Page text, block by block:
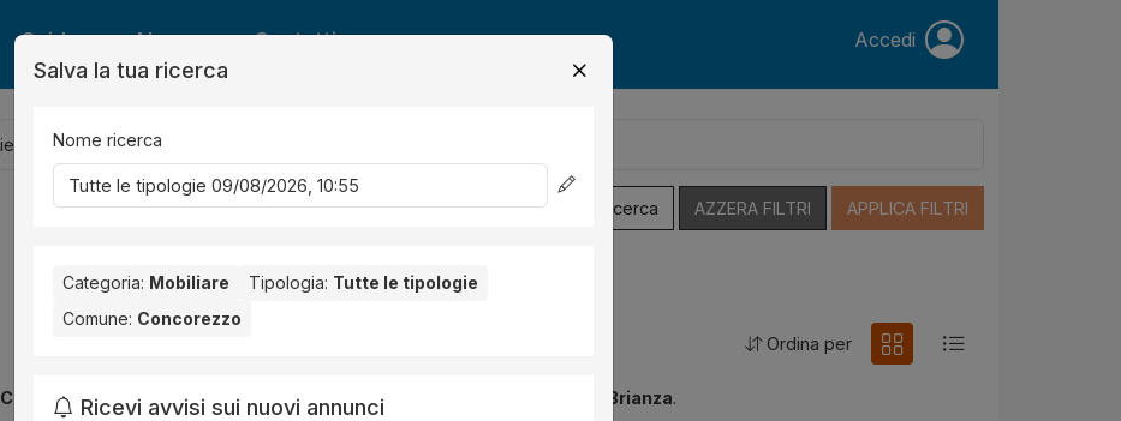
Guide News Contatti Accedi
Salva Ricerca AZZERA FILTRI APPLICA FILTRI
Ordina per
Concorezzo . Nessun risultato per la Provincia selezionata: Monza e della Brianza.
Salva la tua ricerca
Nome ricerca
Categoria: Mobiliare Tipologia: Tutte le tipologie
Comune: Concorezzo
Ricevi avvisi sui nuovi annunci